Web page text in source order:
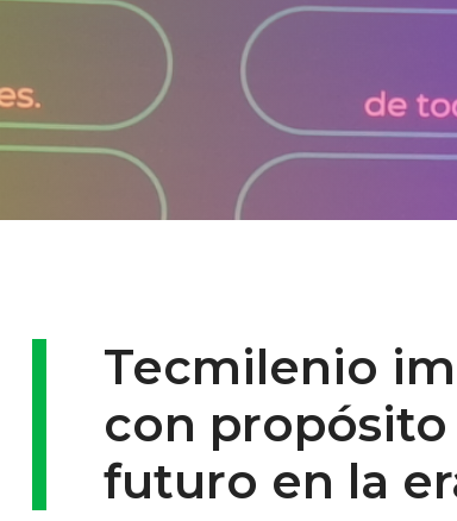
Tecmilenio
con
futuro en la